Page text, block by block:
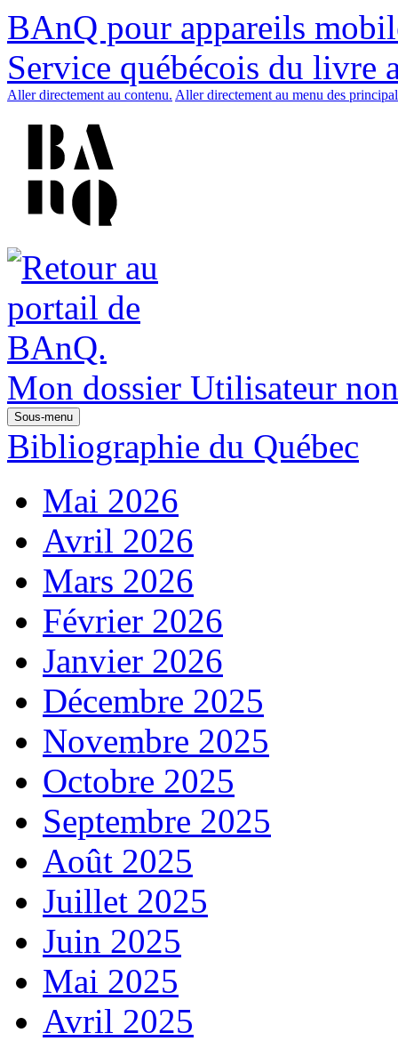
BAnQ pour appareils
Service québécois du livre
Aller directement au contenu. Aller directement au menu des
Mon dossier Utilisateur
Sous-menu
Bibliographie du Québec
Mai 2026
Avril 2026
Mars 2026
Février 2026
Janvier 2026
Décembre 2025
Novembre 2025
Octobre 2025
Septembre 2025
Août 2025
Juillet 2025
Juin 2025
Mai 2025
Avril 2025